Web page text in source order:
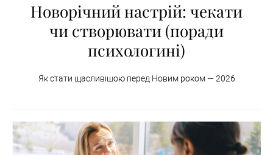
Новорічний настрій: чекати
чи створювати (поради
психологині)
Як стати щасливішою перед Новим роком — 2026